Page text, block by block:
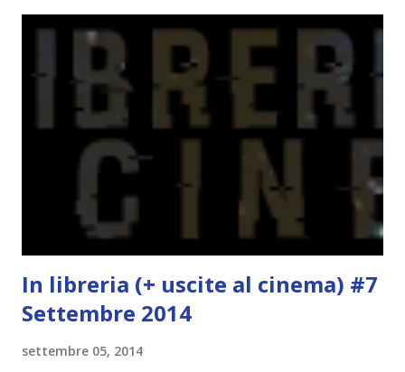
obiettivi! OBIETTIVI Iniziamo con un obiettivo facile facile:
L'Oceania è circondata dal mare! Un libro nel quale il mare è
l'elemento fondamentale. Un libro sulle sirene, un libro con
protagonisti dei surfisti.. un libro importante nella storia
della letteratura australiana, neozelandese, ecc . l'Oceania
è ricca di natura! Leggete un libro con una cover molto, ...
In libreria (+ uscite al cinema) #7
Settembre 2014
settembre 05, 2014